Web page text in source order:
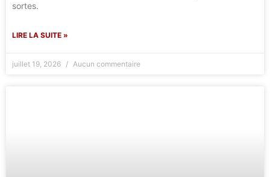
sortes.
LIRE LA SUITE »
juillet 19, 2026 Aucun commentaire